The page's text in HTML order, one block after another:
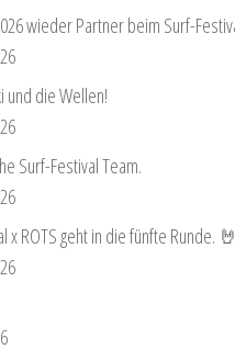
wieder Partner beim Surf-
und die Wellen!
Surf-Festival Team.
x ROTS geht in die fünfte Runde.